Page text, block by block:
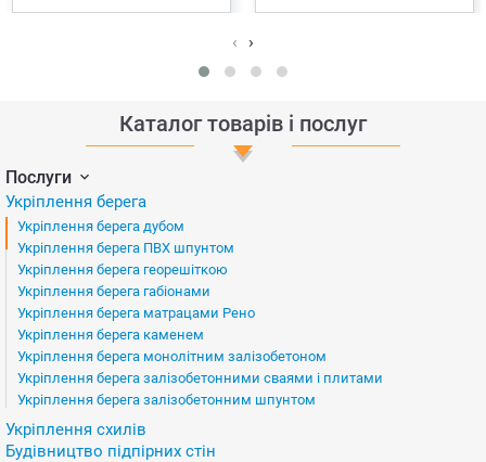
‹ ›
Каталог товарів і послуг
Послуги
Укріплення берега
Укріплення берега дубом
Укріплення берега ПВХ шпунтом
Укріплення берега георешіткою
Укріплення берега габіонами
Укріплення берега матрацами Рено
Укріплення берега каменем
Укріплення берега монолітним залізобетоном
Укріплення берега залізобетонними сваями і плитами
Укріплення берега залізобетонним шпунтом
Укріплення схилів
Будівництво підпірних стін